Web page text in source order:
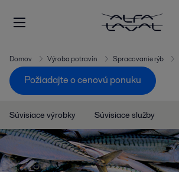
Domov Výroba potravín Spracovanie rýb
Požiadajte o cenovú ponuku
Súvisiace výrobky Súvisiace služby